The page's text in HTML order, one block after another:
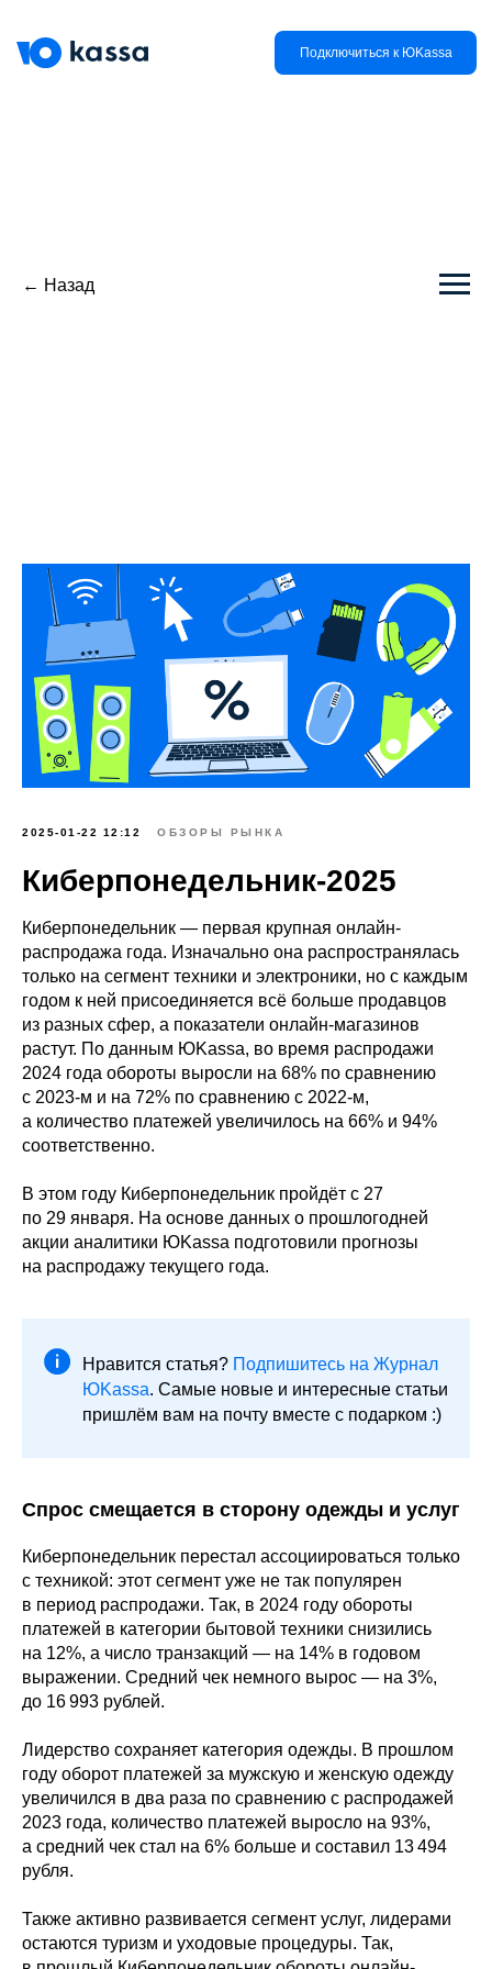
Подключиться к ЮKassa
← Назад
2025-01-22 12:12 ОБЗОРЫ РЫНКА
Киберпонедельник-2025
Киберпонедельник — первая крупная онлайн-
распродажа года. Изначально она распространялась
только на сегмент техники и электроники, но с каждым
годом к ней присоединяется всё больше продавцов
из разных сфер, а показатели онлайн-магазинов
растут. По данным ЮKassa, во время распродажи
2024 года обороты выросли на 68% по сравнению
с 2023-м и на 72% по сравнению с 2022-м,
а количество платежей увеличилось на 66% и 94%
соответственно.
В этом году Киберпонедельник пройдёт с 27
по 29 января. На основе данных о прошлогодней
акции аналитики ЮKassa подготовили прогнозы
на распродажу текущего года.
Нравится статья? Подпишитесь на Журнал
ЮKassa. Самые новые и интересные статьи
пришлём вам на почту вместе с подарком :)
Спрос смещается в сторону одежды и услуг
Киберпонедельник перестал ассоциироваться только
с техникой: этот сегмент уже не так популярен
в период распродажи. Так, в 2024 году обороты
платежей в категории бытовой техники снизились
на 12%, а число транзакций — на 14% в годовом
выражении. Средний чек немного вырос — на 3%,
до 16 993 рублей.
Лидерство сохраняет категория одежды. В прошлом
году оборот платежей за мужскую и женскую одежду
увеличился в два раза по сравнению с распродажей
2023 года, количество платежей выросло на 93%,
а средний чек стал на 6% больше и составил 13 494
рубля.
Также активно развивается сегмент услуг, лидерами
остаются туризм и уходовые процедуры. Так,